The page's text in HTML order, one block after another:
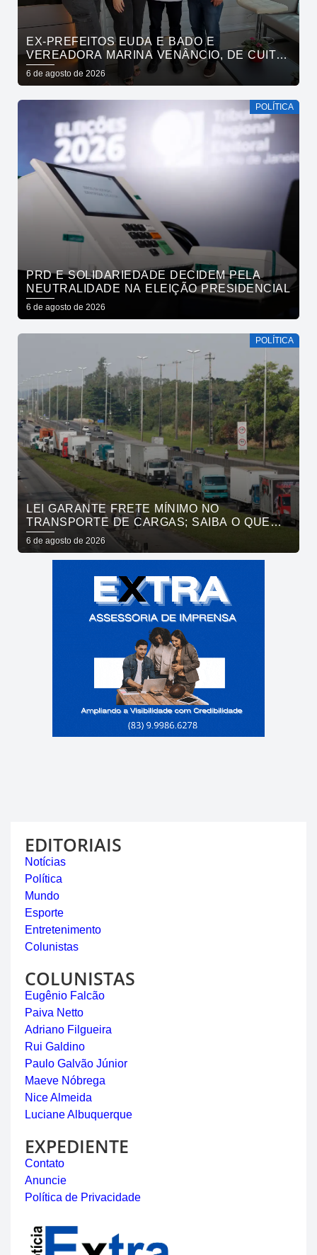
EX-PREFEITOS EUDA E BADO E
VEREADORA MARINA VENÂNCIO, DE CUITÉ,
REAFIRMAM APOIO A CÍCERO, VENEZIANO E
ANDRÉ GADELHA
6 de agosto de 2026
POLÍTICA
PRD E SOLIDARIEDADE DECIDEM PELA
NEUTRALIDADE NA ELEIÇÃO PRESIDENCIAL
6 de agosto de 2026
POLÍTICA
LEI GARANTE FRETE MÍNIMO NO
TRANSPORTE DE CARGAS; SAIBA O QUE
MUDA
6 de agosto de 2026
EDITORIAIS
Notícias
Política
Mundo
Esporte
Entretenimento
Colunistas
COLUNISTAS
Eugênio Falcão
Paiva Netto
Adriano Filgueira
Rui Galdino
Paulo Galvão Júnior
Maeve Nóbrega
Nice Almeida
Luciane Albuquerque
EXPEDIENTE
Contato
Anuncie
Política de Privacidade